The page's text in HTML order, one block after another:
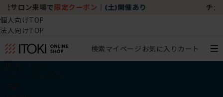
チェア体験ショールーム｜ZA SALON TOKYO
個人向けTOP
法人向けTOP
検索マイページ お気に入り カート